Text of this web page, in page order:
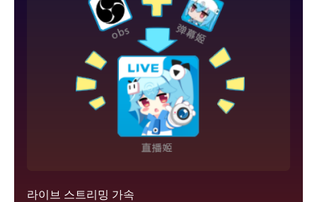
라이브 스트리밍 가속